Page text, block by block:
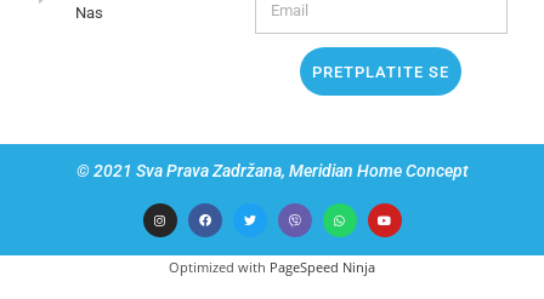
Nas
PRETPLATITE SE
© 2021 Sva Prava Zadržana, Meridian Home Concept
Optimized with PageSpeed Ninja